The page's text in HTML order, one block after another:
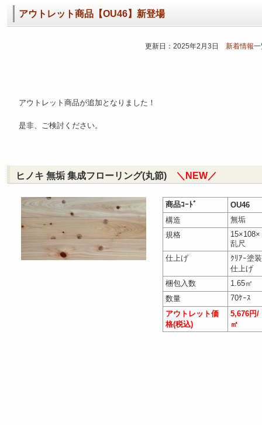
アウトレット商品【OU46】新登場
更新日：2025年2月3日新着情報
アウトレット商品が追加となりました！
是非、ご検討ください。
ヒノキ 無垢 集成フローリング(丸節) ＼NEW／
商品ｺｰﾄﾞ
OU46
構造
無垢
規格
15×108×
乱尺
仕上げ
ｸﾘｱｰ塗装
仕上げ
梱包入数
1.65㎡
数量
70ｹｰｽ
アウトレット価
格(税込)
5,676円/
㎡